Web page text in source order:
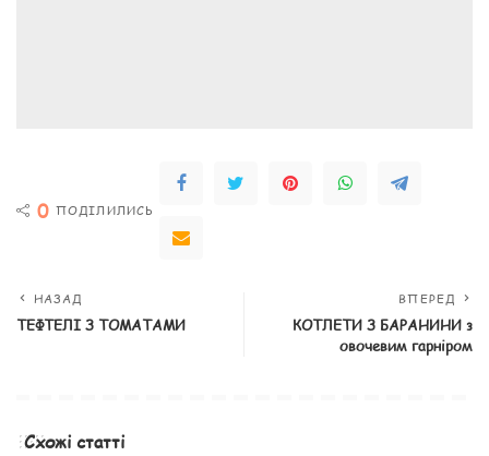
0 ПОДІЛИЛИСЬ
НАЗАД
ТЕФТЕЛІ З ТОМАТАМИ
ВПЕРЕД
КОТЛЕТИ З БАРАНИНИ з
овочевим гарніром
Схожі статті